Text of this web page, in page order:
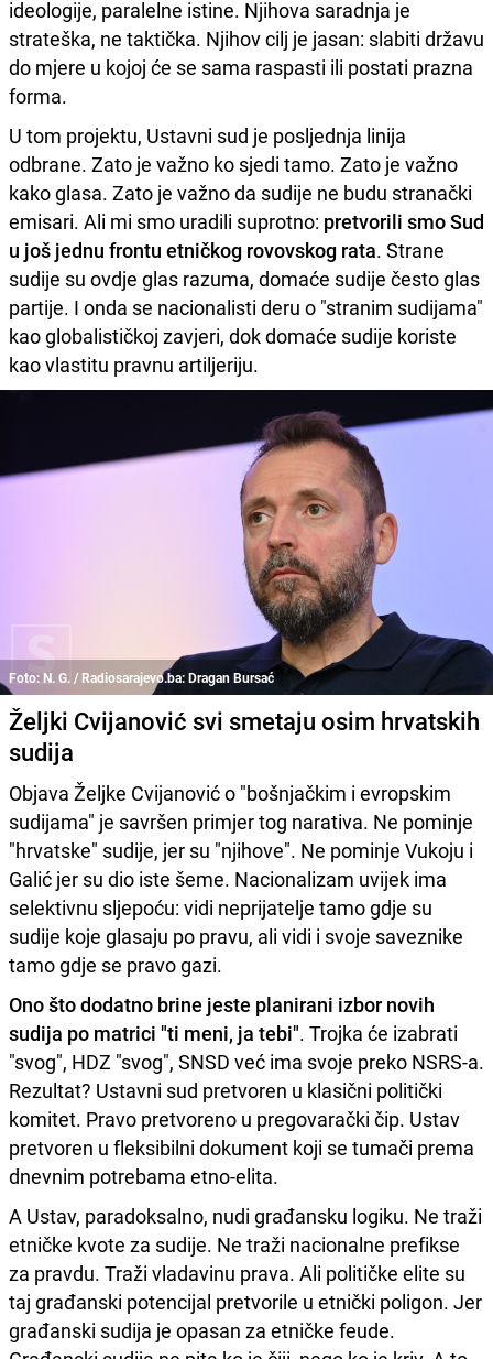
ideologije, paralelne istine. Njihova saradnja je
strateška, ne taktička. Njihov cilj je jasan: slabiti državu
do mjere u kojoj će se sama raspasti ili postati prazna
forma.
U tom projektu, Ustavni sud je posljednja linija
odbrane. Zato je važno ko sjedi tamo. Zato je važno
kako glasa. Zato je važno da sudije ne budu stranački
emisari. Ali mi smo uradili suprotno: pretvorili smo Sud
u još jednu frontu etničkog rovovskog rata. Strane
sudije su ovdje glas razuma, domaće sudije često glas
partije. I onda se nacionalisti deru o "stranim sudijama"
kao globalističkoj zavjeri, dok domaće sudije koriste
kao vlastitu pravnu artiljeriju.
Foto: N. G. / Radiosarajevo.ba: Dragan Bursać
Željki Cvijanović svi smetaju osim hrvatskih
sudija
Objava Željke Cvijanović o "bošnjačkim i evropskim
sudijama" je savršen primjer tog narativa. Ne pominje
"hrvatske" sudije, jer su "njihove". Ne pominje Vukoju i
Galić jer su dio iste šeme. Nacionalizam uvijek ima
selektivnu sljepoću: vidi neprijatelje tamo gdje su
sudije koje glasaju po pravu, ali vidi i svoje saveznike
tamo gdje se pravo gazi.
Ono što dodatno brine jeste planirani izbor novih
sudija po matrici "ti meni, ja tebi". Trojka će izabrati
"svog", HDZ "svog", SNSD već ima svoje preko NSRS-a.
Rezultat? Ustavni sud pretvoren u klasični politički
komitet. Pravo pretvoreno u pregovarački čip. Ustav
pretvoren u fleksibilni dokument koji se tumači prema
dnevnim potrebama etno-elita.
A Ustav, paradoksalno, nudi građansku logiku. Ne traži
etničke kvote za sudije. Ne traži nacionalne prefikse
za pravdu. Traži vladavinu prava. Ali političke elite su
taj građanski potencijal pretvorile u etnički poligon. Jer
građanski sudija je opasan za etničke feude.